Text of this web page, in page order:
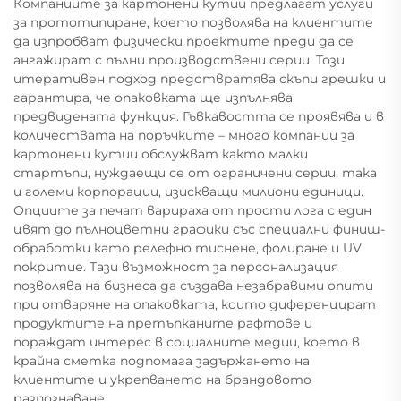
Компаниите за картонени кутии предлагат услуги
за прототипиране, което позволява на клиентите
да изпробват физически проектите преди да се
ангажират с пълни производствени серии. Този
итеративен подход предотвратява скъпи грешки и
гарантира, че опаковката ще изпълнява
предвидената функция. Гъвкавостта се проявява и в
количествата на поръчките – много компании за
картонени кутии обслужват както малки
стартъпи, нуждаещи се от ограничени серии, така
и големи корпорации, изискващи милиони единици.
Опциите за печат варираха от прости лога с един
цвят до пълноцветни графики със специални финиш-
обработки като релефно тиснене, фолиране и UV
покритие. Тази възможност за персонализация
позволява на бизнеса да създава незабравими опити
при отваряне на опаковката, които диференцират
продуктите на претъпканите рафтове и
пораждат интерес в социалните медии, което в
крайна сметка подпомага задържането на
клиентите и укрепването на брандовото